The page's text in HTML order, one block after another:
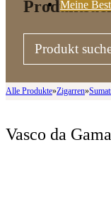
Meine
Alle Produkte»Zigarren»
Vasco da